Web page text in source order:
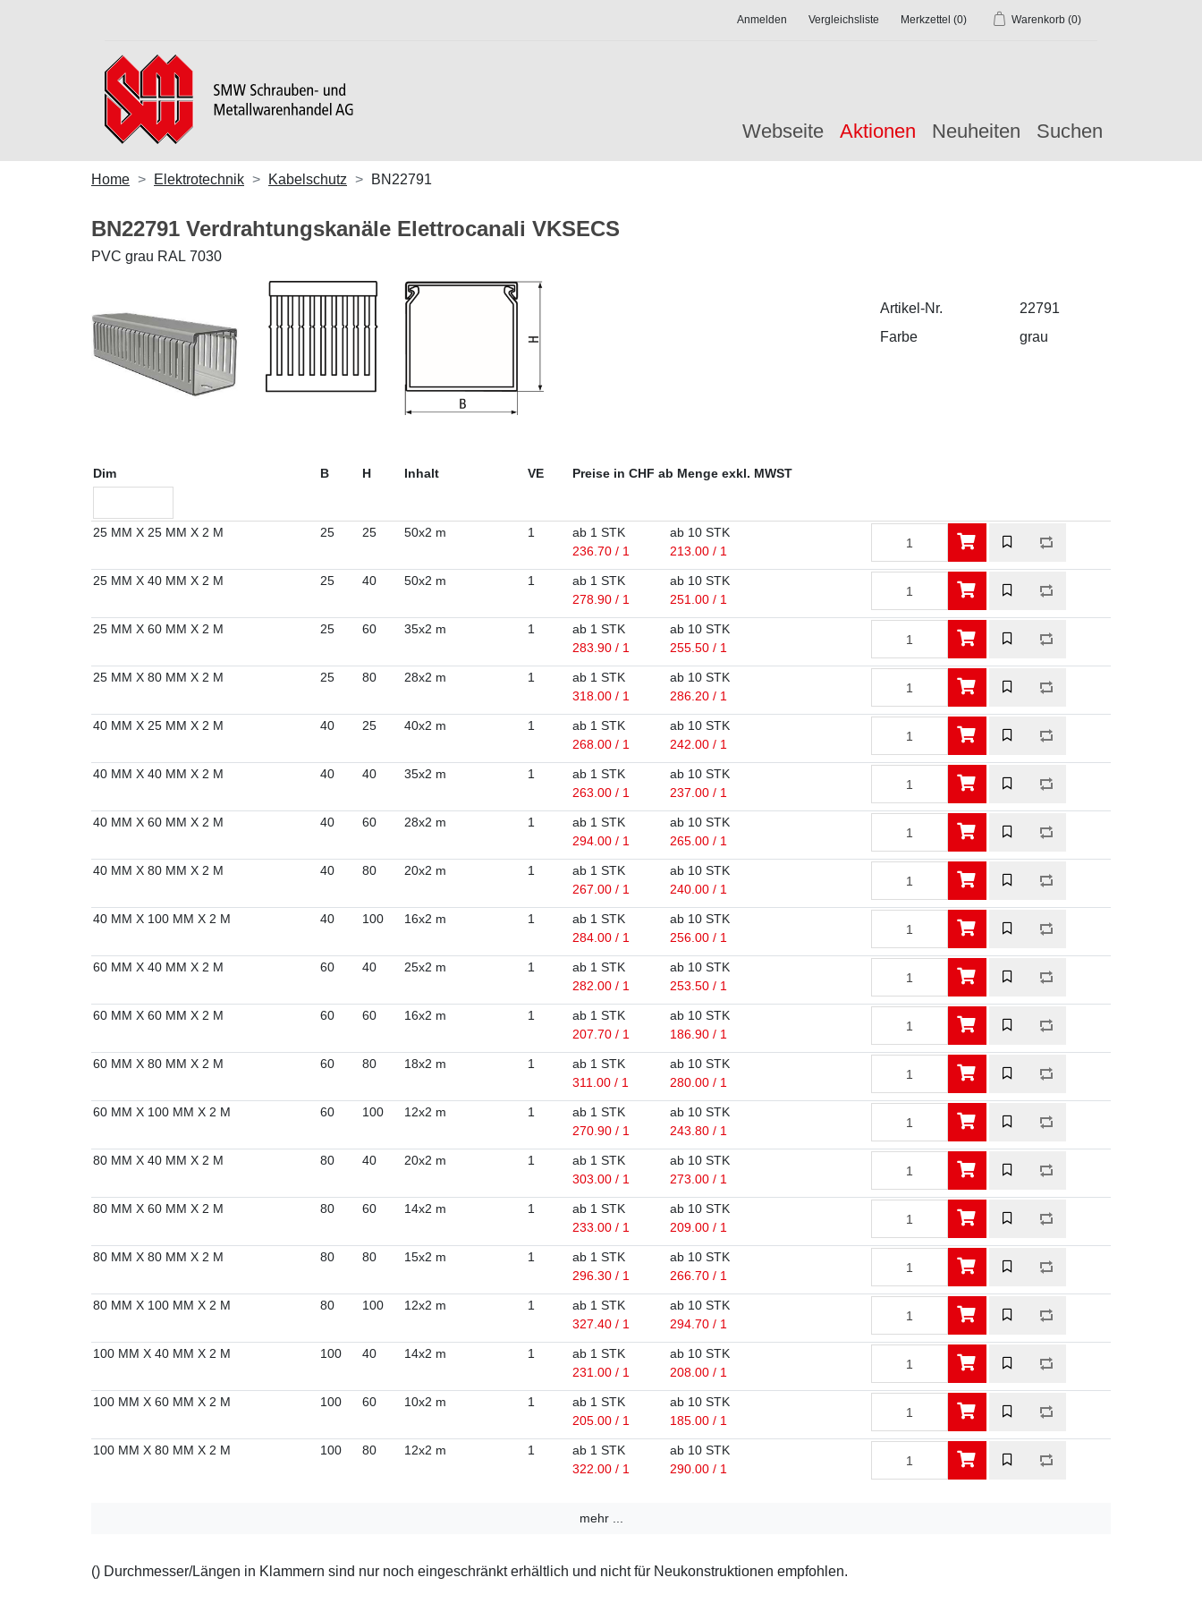
Anmelden Vergleichsliste Merkzettel (0) Warenkorb (0)
Webseite Aktionen Neuheiten Suchen
Home Elektrotechnik Kabelschutz BN22791
BN22791 Verdrahtungskanäle Elettrocanali VKSECS
PVC grau RAL 7030
Artikel-Nr.
22791
Farbe
grau
Dim B H Inhalt VE Preise in CHF ab Menge exkl. MWST
25 MM X 25 MM X 2 M 25 25 50x2 m 1
ab 1 STK
236.70 / 1
ab 10 STK
213.00 / 1
25 MM X 40 MM X 2 M 25 40 50x2 m 1
ab 1 STK
278.90 / 1
ab 10 STK
251.00 / 1
25 MM X 60 MM X 2 M 25 60 35x2 m 1
ab 1 STK
283.90 / 1
ab 10 STK
255.50 / 1
25 MM X 80 MM X 2 M 25 80 28x2 m 1
ab 1 STK
318.00 / 1
ab 10 STK
286.20 / 1
40 MM X 25 MM X 2 M 40 25 40x2 m 1
ab 1 STK
268.00 / 1
ab 10 STK
242.00 / 1
40 MM X 40 MM X 2 M 40 40 35x2 m 1
ab 1 STK
263.00 / 1
ab 10 STK
237.00 / 1
40 MM X 60 MM X 2 M 40 60 28x2 m 1
ab 1 STK
294.00 / 1
ab 10 STK
265.00 / 1
40 MM X 80 MM X 2 M 40 80 20x2 m 1
ab 1 STK
267.00 / 1
ab 10 STK
240.00 / 1
40 MM X 100 MM X 2 M 40 100 16x2 m 1
ab 1 STK
284.00 / 1
ab 10 STK
256.00 / 1
60 MM X 40 MM X 2 M 60 40 25x2 m 1
ab 1 STK
282.00 / 1
ab 10 STK
253.50 / 1
60 MM X 60 MM X 2 M 60 60 16x2 m 1
ab 1 STK
207.70 / 1
ab 10 STK
186.90 / 1
60 MM X 80 MM X 2 M 60 80 18x2 m 1
ab 1 STK
311.00 / 1
ab 10 STK
280.00 / 1
60 MM X 100 MM X 2 M 60 100 12x2 m 1
ab 1 STK
270.90 / 1
ab 10 STK
243.80 / 1
80 MM X 40 MM X 2 M 80 40 20x2 m 1
ab 1 STK
303.00 / 1
ab 10 STK
273.00 / 1
80 MM X 60 MM X 2 M 80 60 14x2 m 1
ab 1 STK
233.00 / 1
ab 10 STK
209.00 / 1
80 MM X 80 MM X 2 M 80 80 15x2 m 1
ab 1 STK
296.30 / 1
ab 10 STK
266.70 / 1
80 MM X 100 MM X 2 M 80 100 12x2 m 1
ab 1 STK
327.40 / 1
ab 10 STK
294.70 / 1
100 MM X 40 MM X 2 M 100 40 14x2 m 1
ab 1 STK
231.00 / 1
ab 10 STK
208.00 / 1
100 MM X 60 MM X 2 M 100 60 10x2 m 1
ab 1 STK
205.00 / 1
ab 10 STK
185.00 / 1
100 MM X 80 MM X 2 M 100 80 12x2 m 1
ab 1 STK
322.00 / 1
ab 10 STK
290.00 / 1
mehr ...
() Durchmesser/Längen in Klammern sind nur noch eingeschränkt erhältlich und nicht für Neukonstruktionen empfohlen.